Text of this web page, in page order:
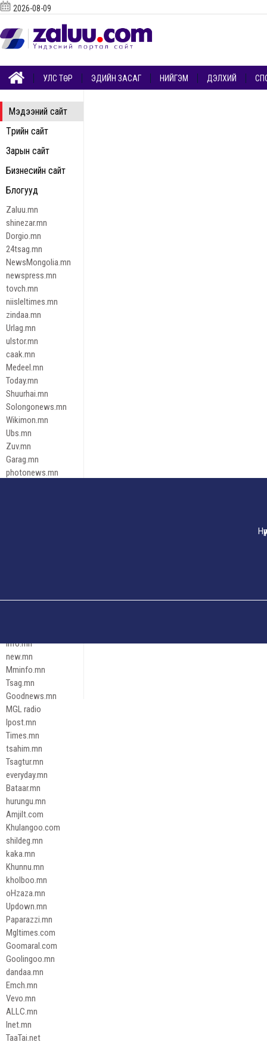
Мэдээний сайт
Төрийн сайт
Зарын сайт
Бизнесийн сайт
Блогууд
Zaluu.mn
shinezar.mn
Dorgio.mn
24tsag.mn
NewsMongolia.mn
newspress.mn
tovch.mn
niisleltimes.mn
zindaa.mn
Urlag.mn
ulstor.mn
caak.mn
Medeel.mn
Today.mn
Shuurhai.mn
Solongonews.mn
Wikimon.mn
Ubs.mn
Zuv.mn
Garag.mn
photonews.mn
Эрх зүй
info.mn
new.mn
Mminfo.mn
Tsag.mn
Goodnews.mn
MGL radio
Ipost.mn
Times.mn
tsahim.mn
Tsagtur.mn
everyday.mn
Bataar.mn
hurungu.mn
Amjilt.com
Khulangoo.com
shildeg.mn
kaka.mn
Khunnu.mn
kholboo.mn
oHzaza.mn
Updown.mn
Paparazzi.mn
Mgltimes.com
Goomaral.com
Goolingoo.mn
dandaa.mn
Emch.mn
Vevo.mn
ALLC.mn
Inet.mn
TaaTai.net
2026-08-09
УЛС ТӨР ЭДИЙН ЗАСАГ НИЙГЭМ ДЭЛХИЙ